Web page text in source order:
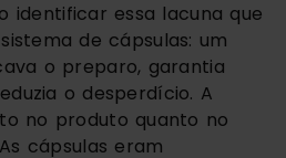
identificar essa lacuna que
de cápsulas: um
o preparo, garantia
o desperdício. A
no produto quanto no
cápsulas eram